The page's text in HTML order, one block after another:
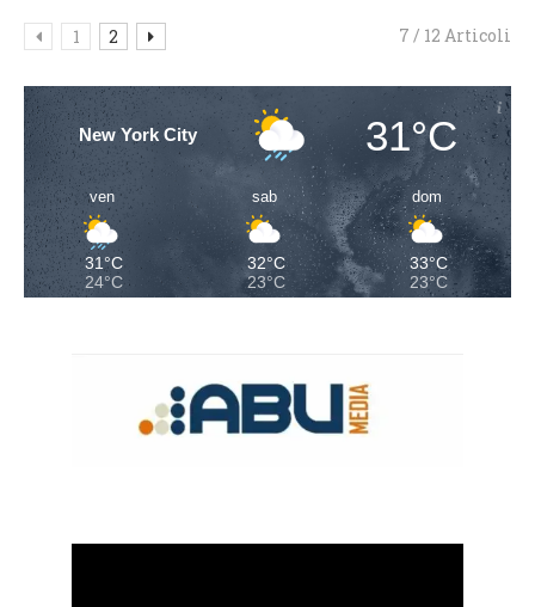
1 2 7 / 12 Articoli
New York City 31°C
ven
31°C
24°C
sab
32°C
23°C
dom
33°C
23°C